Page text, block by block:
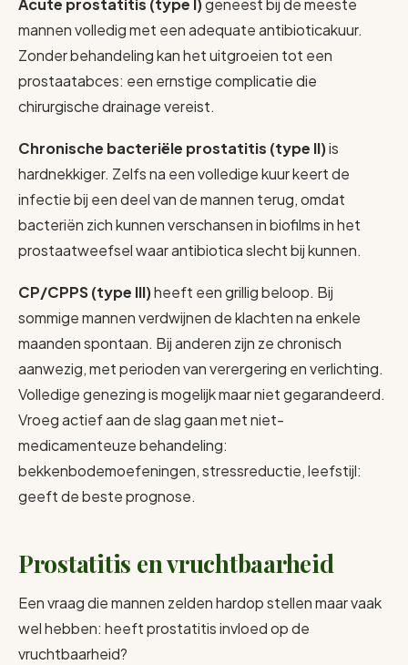
Acute prostatitis (type I)geneest bij de meeste
mannen volledig met een adequate antibioticakuur.
Zonder behandeling kan het uitgroeien tot een
prostaatabces: een ernstige complicatie die
chirurgische drainage vereist.
Chronische bacteriële prostatitis (type II)is
hardnekkiger. Zelfs na een volledige kuur keert de
infectie bij een deel van de mannen terug, omdat
bacteriën zich kunnen verschansen in biofilms in het
prostaatweefsel waar antibiotica slecht bij kunnen.
CP/CPPS (type III)heeft een grillig beloop. Bij
sommige mannen verdwijnen de klachten na enkele
maanden spontaan. Bij anderen zijn ze chronisch
aanwezig, met perioden van verergering en verlichting.
Volledige genezing is mogelijk maar niet gegarandeerd.
Vroeg actief aan de slag gaan met niet-
medicamenteuze behandeling:
bekkenbodemoefeningen, stressreductie, leefstijl:
geeft de beste prognose.
Prostatitis en vruchtbaarheid
Een vraag die mannen zelden hardop stellen maar vaak
wel hebben: heeft prostatitis invloed op de
vruchtbaarheid?